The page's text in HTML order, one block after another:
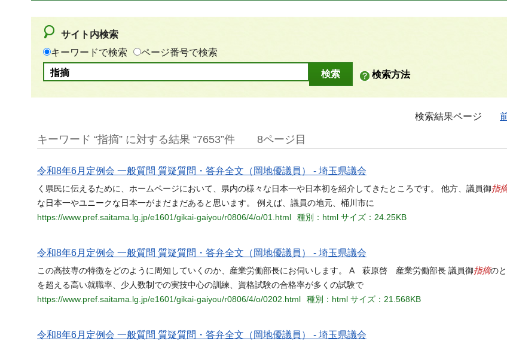
サイト内検索
キーワードで検索
ページ番号で検索
検索方法
検索結果ページ
キーワード “指摘” に対する結果 “7653”件 8ページ目
令和8年6月定例会 一般質問 質疑質問・答弁全文（岡地優議員） - 埼玉県議会
く県民に伝えるために、ホームページにおいて、県内の様々な日本一や日本初を紹介してきたところです。 他方、議員御指
な日本一やユニークな日本一がまだまだあると思います。 例えば、議員の地元、桶川市に
https://www.pref.saitama.lg.jp/e1601/gikai-gaiyou/r0806/4/o/01.html
種別：html サイズ：24.25KB
令和8年6月定例会 一般質問 質疑質問・答弁全文（岡地優議員） - 埼玉県議会
この高技専の特徴をどのように周知していくのか、産業労働部長にお伺いします。 A 萩原啓 産業労働部長 議員御指摘の
を超える高い就職率、少人数制での実技中心の訓練、資格試験の合格率が多くの試験で
https://www.pref.saitama.lg.jp/e1601/gikai-gaiyou/r0806/4/o/0202.html
種別：html サイズ：21.568KB
令和8年6月定例会 一般質問 質疑質問・答弁全文（岡地優議員） - 埼玉県議会